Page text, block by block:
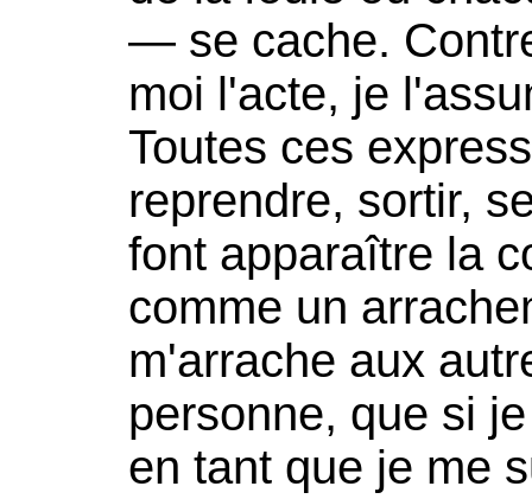
— se cache.
moi l'acte, je
Toutes ces
reprendre, sortir,
font apparaître la
comme un
m'arrache aux
personne, que si
en tant que je me